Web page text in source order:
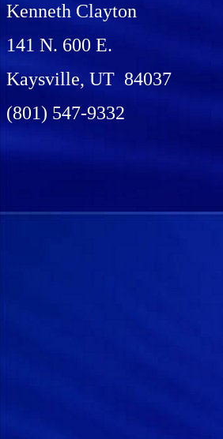
Kenneth Clayton
141 N. 600 E.
Kaysville, UT 84037
(801) 547-9332